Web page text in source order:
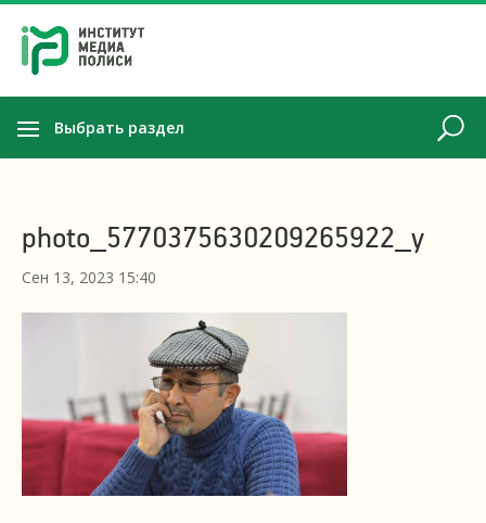
Выбрать раздел
photo_5770375630209265922_y
Сен 13, 2023 15:40